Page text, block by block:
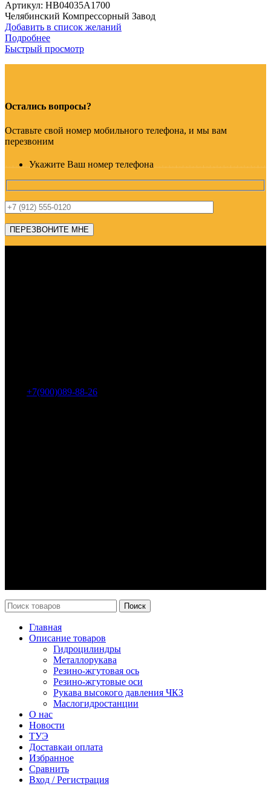
Артикул: HB04035A1700
Челябинский Компрессорный Завод
Добавить в список желаний
Подробнее
Быстрый просмотр
Остались вопросы?
Оставьте свой номер мобильного телефона, и мы вам
перезвоним
Укажите Ваш номер телефона
+7(900)089-88-26
Поиск
Главная
Описание товаров
Гидроцилиндры
Металлорукава
Резино-жгутовая ось
Резино-жгутовые оси
Рукава высокого давления ЧКЗ
Маслогидростанции
О нас
Новости
ТУЭ
Доставкаи оплата
Избранное
Сравнить
Вход / Регистрация